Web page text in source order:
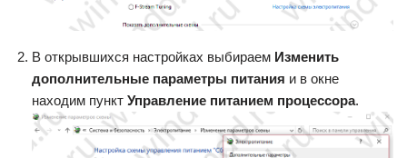
В открывшихся настройках выбираем Изменить
дополнительные параметры питания и в окне
находим пункт Управление питанием процессора.